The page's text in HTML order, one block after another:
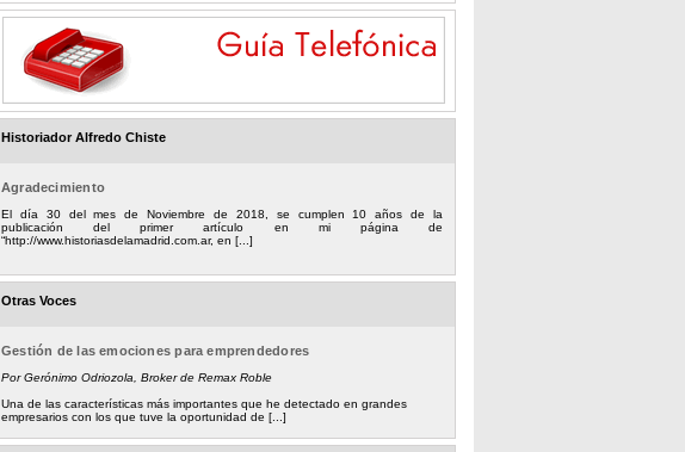
Historiador Alfredo Chiste
Agradecimiento
El día 30 del mes de Noviembre de 2018, se cumplen 10 años de la
publicación del primer artículo en mi página de
“http://www.historiasdelamadrid.com.ar, en [...]
Otras Voces
Gestión de las emociones para emprendedores
Por Gerónimo Odriozola, Broker de Remax Roble
Una de las características más importantes que he detectado en grandes
empresarios con los que tuve la oportunidad de [...]